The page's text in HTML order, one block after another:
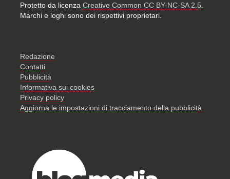
Protetto da licenza Creative Common CC BY-NC-SA 2.5.
Marchi e loghi sono dei rispettivi proprietari.
Redazione
Contatti
Pubblicità
Informativa sui cookies
Privacy policy
Aggiorna le impostazioni di tracciamento della pubblicità